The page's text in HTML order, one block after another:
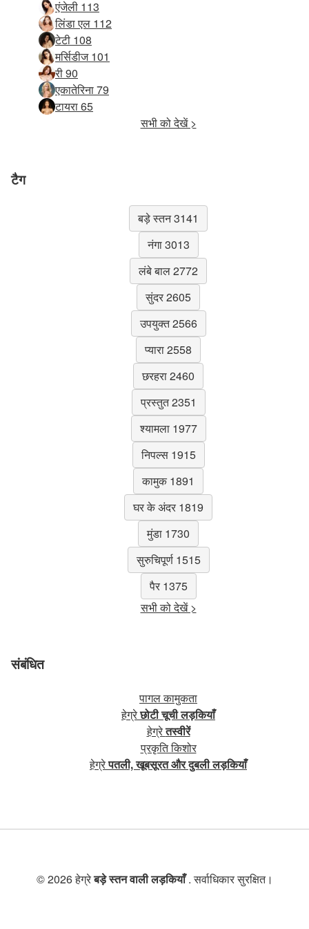
एंजेली 113
लिंडा एल 112
टेटी 108
मर्सिडीज 101
री 90
एकातेरिना 79
टायरा 65
सभी को देखें >
टैग
बड़े स्तन 3141
नंगा 3013
लंबे बाल 2772
सुंदर 2605
उपयुक्त 2566
प्यारा 2558
छरहरा 2460
प्रस्तुत 2351
श्यामला 1977
निपल्स 1915
कामुक 1891
घर के अंदर 1819
मुंडा 1730
सुरुचिपूर्ण 1515
पैर 1375
सभी को देखें >
संबंधित
पागल कामुकता
हेग्रेछोटी चूची लड़कियाँ
हेग्रेतस्वीरें
प्रकृति किशोर
हेग्रेपतली, खूबसूरत और दुबली लड़कियाँ
© 2026 हेग्रेबड़े स्तन वाली लड़कियाँ. सर्वाधिकार सुरक्षित।